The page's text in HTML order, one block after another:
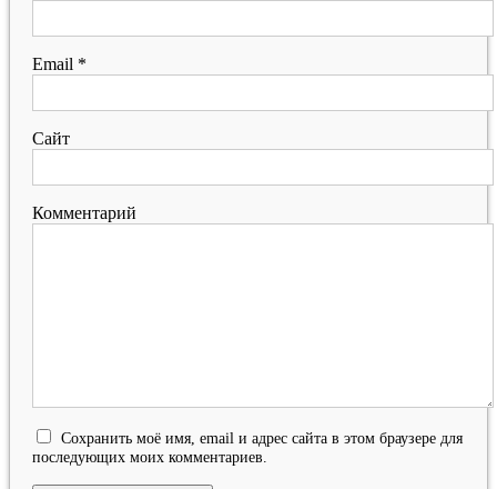
Email *
Сайт
Комментарий
Сохранить моё имя, email и адрес сайта в этом браузере для
последующих моих комментариев.